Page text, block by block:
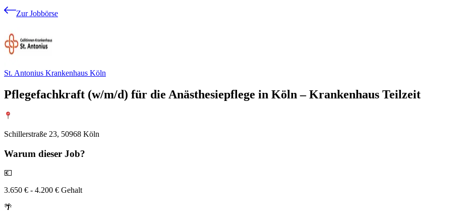
Zur Jobbörse
St. Antonius Krankenhaus Köln
Pflegefachkraft (w/m/d) für die Anästhesiepflege in Köln – Krankenhaus Teilzeit
Schillerstraße 23, 50968 Köln
Warum dieser Job?
💶
3.650 € - 4.200 € Gehalt
🌴